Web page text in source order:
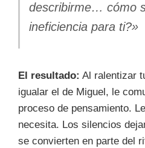
describirme… cómo
ineficiencia para ti?»
El resultado: Al ralentizar
igualar el de Miguel, le
proceso de pensamiento.
necesita. Los silencios
se convierten en parte del